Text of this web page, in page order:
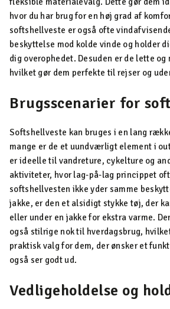
hvor du har brug for en høj grad af
softshellveste er også ofte
beskyttelse mod kolde vinde og holder
dig overophedet. Desuden er de lette og
hvilket gør dem perfekte til rejser og
Brugsscenarier for
Softshellveste kan bruges i en lang
mange er de et uundværligt element i
er ideelle til vandreture, cykelture og
aktiviteter, hvor lag-på-lag princippet
softshellvesten ikke yder samme
jakke, er den et alsidigt stykke tøj, der
eller under en jakke for ekstra varme.
også stilrige nok til hverdagsbrug,
praktisk valg for dem, der ønsker et
også ser godt ud.
Vedligeholdelse og